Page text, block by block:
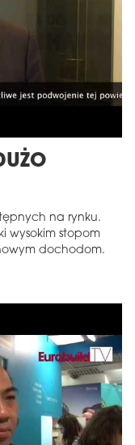
na rynku.
wysokim stopom
dochodom.